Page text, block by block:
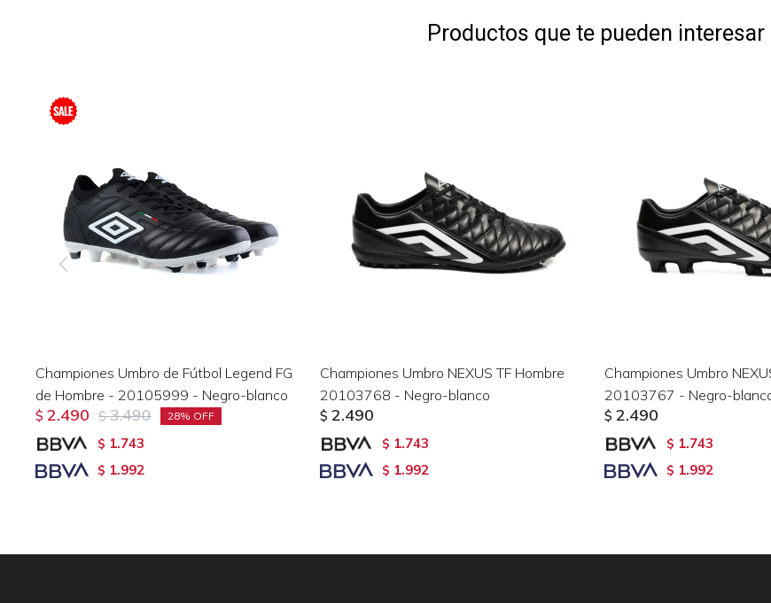
Productos que te pueden interesar
Championes Umbro de Fútbol Legend FG
de Hombre - 20105999 - Negro-blanco
$ 2.490 $ 3.490 28
$ 1.743
$ 1.992
Championes Umbro NEXUS TF Hombre
20103768 - Negro-blanco
$ 2.490
$ 1.743
$ 1.992
Championes Umbro
20103767 - Negro-
$ 2.490
$ 1.743
$ 1.992